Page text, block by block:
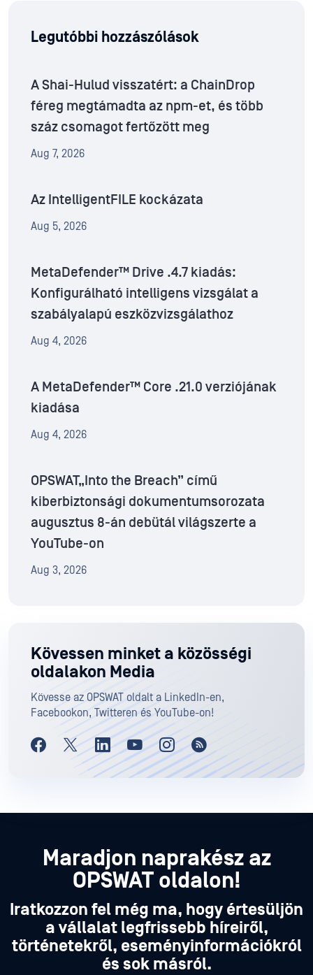
Legutóbbi hozzászólások
A Shai-Hulud visszatért: a ChainDrop
féreg megtámadta az npm-et, és több
száz csomagot fertőzött meg
Aug 7, 2026
Az IntelligentFILE kockázata
Aug 5, 2026
MetaDefender™ Drive .4.7 kiadás:
Konfigurálható intelligens vizsgálat a
szabályalapú eszközvizsgálathoz
Aug 4, 2026
A MetaDefender™ Core .21.0 verziójának
kiadása
Aug 4, 2026
OPSWAT„Into the Breach” című
kiberbiztonsági dokumentumsorozata
augusztus 8-án debütál világszerte a
YouTube-on
Aug 3, 2026
Kövessen minket a közösségi
oldalakon Media
Kövesse az OPSWAT oldalt a LinkedIn-en,
Facebookon, Twitteren és YouTube-on!
Maradjon naprakész az
OPSWAT oldalon!
Iratkozzon fel még ma, hogy értesüljön
a vállalat legfrissebb híreiről,
történetekről, eseményinformációkról
és sok másról.